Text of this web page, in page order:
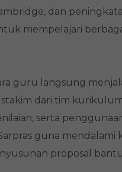
dan
mempelajari
guru langsung
dari tim
serta
guna
proposal